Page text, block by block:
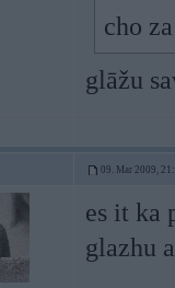
cho
glāžu
09. Mar 2009,
es it ka
glazhu